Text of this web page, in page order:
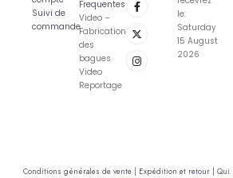
Suivi de
commande
Frequentes
Video –
Fabrication
des
bagues
Video
Reportage
le:
Saturday
15 August
2026
Conditions générales de vente | Expédition et retour | Qui